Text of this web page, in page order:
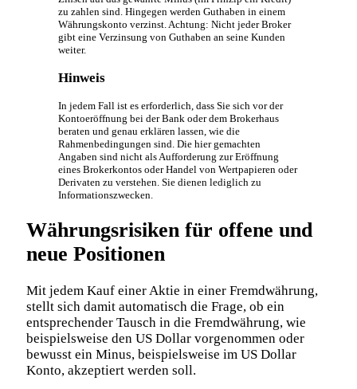
zu zahlen sind. Hingegen werden Guthaben in einem
Währungskonto verzinst. Achtung: Nicht jeder Broker
gibt eine Verzinsung von Guthaben an seine Kunden
weiter.
Hinweis
In jedem Fall ist es erforderlich, dass Sie sich vor der
Kontoeröffnung bei der Bank oder dem Brokerhaus
beraten und genau erklären lassen, wie die
Rahmenbedingungen sind. Die hier gemachten
Angaben sind nicht als Aufforderung zur Eröffnung
eines Brokerkontos oder Handel von Wertpapieren oder
Derivaten zu verstehen. Sie dienen lediglich zu
Informationszwecken.
Währungsrisiken für offene und
neue Positionen
Mit jedem Kauf einer Aktie in einer Fremdwährung,
stellt sich damit automatisch die Frage, ob ein
entsprechender Tausch in die Fremdwährung, wie
beispielsweise den US Dollar vorgenommen oder
bewusst ein Minus, beispielsweise im US Dollar
Konto, akzeptiert werden soll.